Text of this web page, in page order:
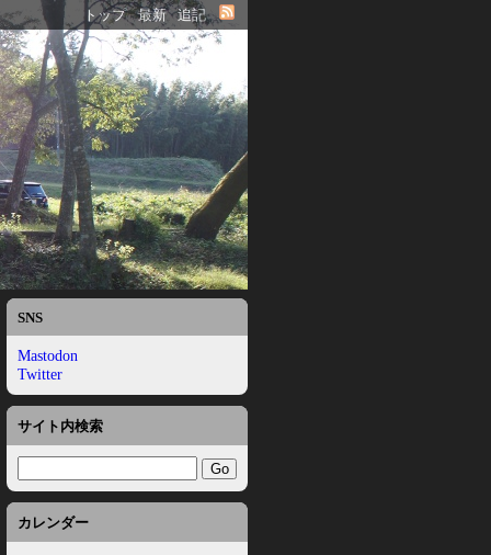
トップ 最新 追記
SNS
Mastodon
Twitter
サイト内検索
カレンダー